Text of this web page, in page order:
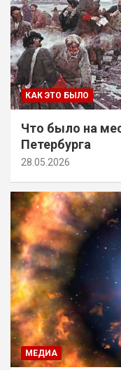
КАК ЭТО БЫЛО
Что было на
Петербурга
28.05.2026
МЕДИА